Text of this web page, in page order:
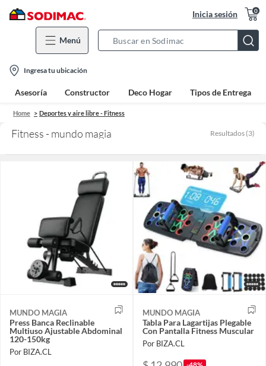
Inicia sesión 0
Menú
Bar
location-
icon
Ingresa tu ubicación
Asesoría Constructor Deco Hogar Tipos de Entrega
Home Deportes y aire libre - Fitness
Fitness - mundo magia Resultados (3)
MUNDO MAGIA
Press Banca Reclinable
Multiuso Ajustable Abdominal
120-150kg
Por BIZA.CL
MUNDO MAGIA
Tabla Para Lagartijas Plegable
Con Pantalla Fitness Muscular
Por BIZA.CL